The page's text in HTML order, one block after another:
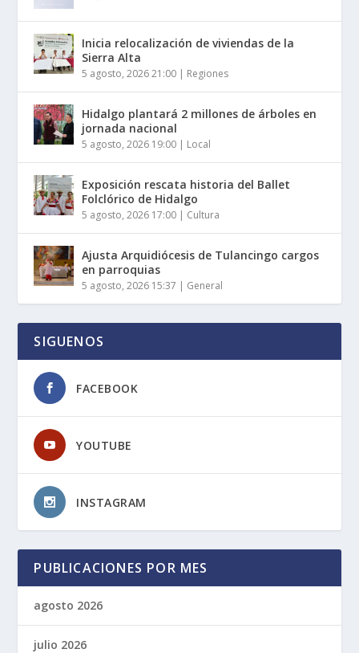
Inicia relocalización de viviendas de la
Sierra Alta
5 agosto, 2026 21:00 | Regiones
Hidalgo plantará 2 millones de árboles en
jornada nacional
5 agosto, 2026 19:00 | Local
Exposición rescata historia del Ballet
Folclórico de Hidalgo
5 agosto, 2026 17:00 | Cultura
Ajusta Arquidiócesis de Tulancingo cargos
en parroquias
5 agosto, 2026 15:37 | General
SIGUENOS
FACEBOOK
YOUTUBE
INSTAGRAM
PUBLICACIONES POR MES
agosto 2026
julio 2026